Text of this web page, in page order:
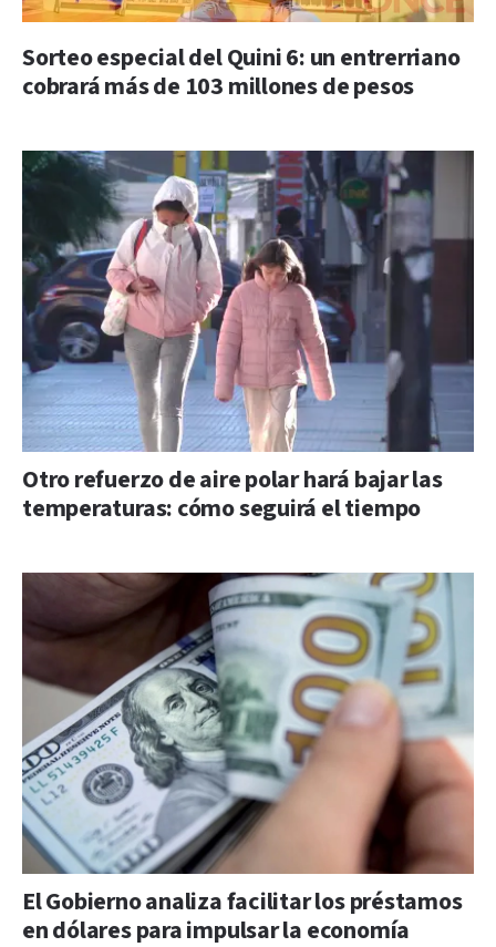
Sorteo especial del Quini 6: un entrerriano
cobrará más de 103 millones de pesos
Otro refuerzo de aire polar hará bajar las
temperaturas: cómo seguirá el tiempo
El Gobierno analiza facilitar los préstamos
en dólares para impulsar la economía